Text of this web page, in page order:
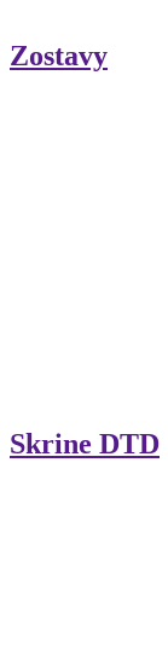
Zostavy
Skrine DTD